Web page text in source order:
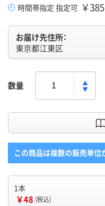
時間帯指定 指定可 ￥385
お届け先住所：
東京都江東区
数量
この商品は複数の販売単位
1本
￥48 (税込)